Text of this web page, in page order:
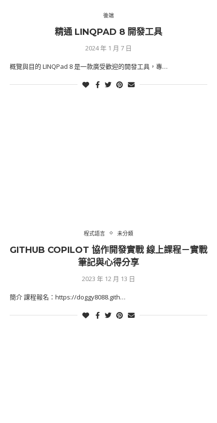
後端
精通 LINQPAD 8 開發工具
2024 年 1 月 7 日
概覽與目的 LINQPad 8 是一款廣受歡迎的開發工具，專…
程式語言 未分類
GITHUB COPILOT 協作開發實戰 線上課程－實戰
筆記與心得分享
2023 年 12 月 13 日
簡介 課程報名：https://doggy8088.gith…